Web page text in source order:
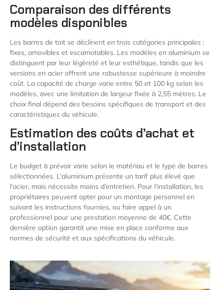
Comparaison des différents
modèles disponibles
Les barres de toit se déclinent en trois catégories principales :
fixes, amovibles et escamotables. Les modèles en aluminium se
distinguent par leur légèreté et leur esthétique, tandis que les
versions en acier offrent une robustesse supérieure à moindre
coût. La capacité de charge varie entre 50 et 100 kg selon les
modèles, avec une limitation de largeur fixée à 2,55 mètres. Le
choix final dépend des besoins spécifiques de transport et des
caractéristiques du véhicule.
Estimation des coûts d’achat et
d’installation
Le budget à prévoir varie selon le matériau et le type de barres
sélectionnées. L’aluminium présente un tarif plus élevé que
l’acier, mais nécessite moins d’entretien. Pour l’installation, les
propriétaires peuvent opter pour un montage personnel en
suivant les instructions fournies, ou faire appel à un
professionnel pour une prestation moyenne de 40€. Cette
dernière option garantit une mise en place conforme aux
normes de sécurité et aux spécifications du véhicule.